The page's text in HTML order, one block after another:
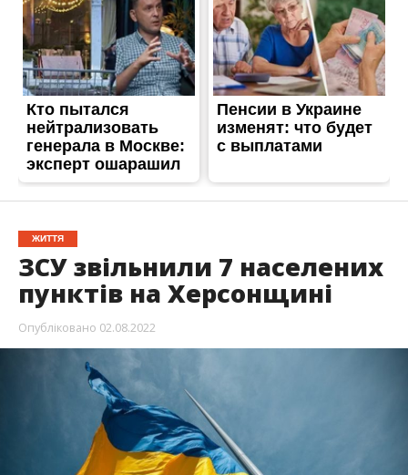
ЖИТТЯ
ЗСУ звільнили 7 населених
пунктів на Херсонщині
Опубліковано 02.08.2022